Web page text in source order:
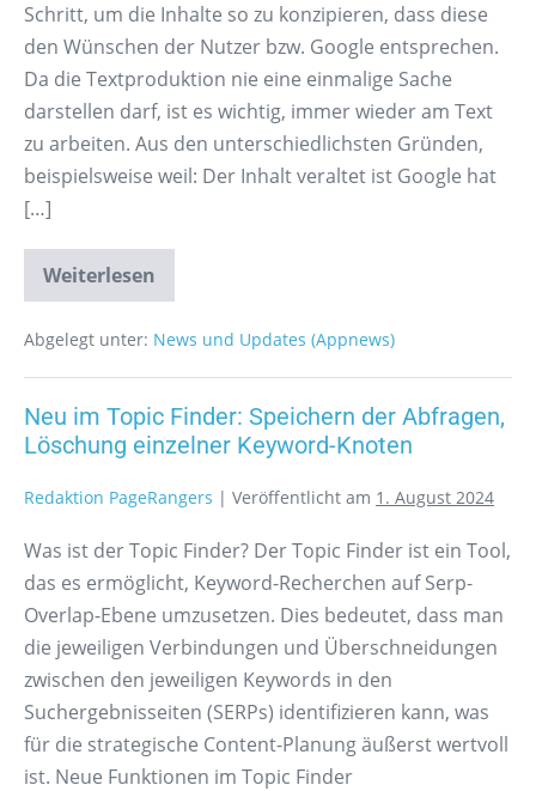
Schritt, um die Inhalte so zu konzipieren, dass diese
den Wünschen der Nutzer bzw. Google entsprechen.
Da die Textproduktion nie eine einmalige Sache
darstellen darf, ist es wichtig, immer wieder am Text
zu arbeiten. Aus den unterschiedlichsten Gründen,
beispielsweise weil: Der Inhalt veraltet ist Google hat
[…]
Weiterlesen
Abgelegt unter: News und Updates (Appnews)
Neu im Topic Finder: Speichern der Abfragen,
Löschung einzelner Keyword-Knoten
Redaktion PageRangers | Veröffentlicht am 1. August 2024
Was ist der Topic Finder? Der Topic Finder ist ein Tool,
das es ermöglicht, Keyword-Recherchen auf Serp-
Overlap-Ebene umzusetzen. Dies bedeutet, dass man
die jeweiligen Verbindungen und Überschneidungen
zwischen den jeweiligen Keywords in den
Suchergebnisseiten (SERPs) identifizieren kann, was
für die strategische Content-Planung äußerst wertvoll
ist. Neue Funktionen im Topic Finder